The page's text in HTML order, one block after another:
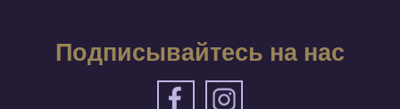
Подписывайтесь на нас